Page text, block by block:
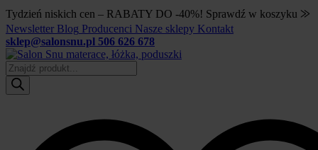
Tydzień niskich cen – RABATY DO -40%! Sprawdź w koszyku ⨠
Newsletter Blog Producenci Nasze sklepy Kontakt
sklep@salonsnu.pl 506 626 678
Wyszukiwarka
produktów